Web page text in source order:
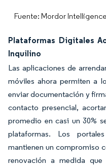
Fuente: Mordor Intelligence
Plataformas Digitales
Inquilino
Las aplicaciones de
móviles ahora permiten a
enviar documentación y
contacto presencial,
promedio en casi un 30%
plataformas. Los
mantienen un compromiso
renovación a medida que